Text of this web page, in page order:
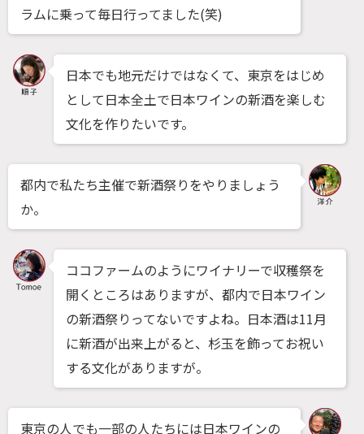
ラムに乗って毎日行ってました(笑)
日本でも地元だけではなくて、東京をはじめ
として日本全土で日本ワインの新酒を楽しむ
文化を作りたいです。
都内で私たち主催で新酒祭りをやりましょう
か。
ココファームのようにワイナリーで収穫祭を
開くところはありますが、都内で日本ワイン
の新酒祭りってないですよね。日本酒は11月
に新酒が出来上がると、杉玉を飾ってお祝い
する文化がありますが。
東京の人でも一部の人たちには日本ワインの